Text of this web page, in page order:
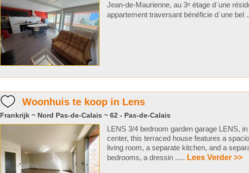
Jean-de-Maurienne, au 3ᵉ étage d`une
appartement traversant bénéficie d`une bel
Woonhuis te koop in Lens
Frankrijk ~ Nord Pas-de-Calais ~ 62 - Pas-de-Calais
LENS 3/4 bedroom garden garage LENS,
center, this terraced house features a
living room, a separate kitchen, and a
bedrooms, a dressin ..... Lees Verder >>